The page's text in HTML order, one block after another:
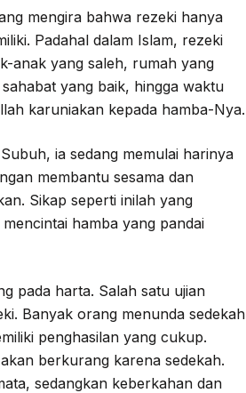
mengira bahwa rezeki hanya
Padahal dalam Islam, rezeki
anak yang saleh, rumah yang
yang baik, hingga waktu
karuniakan kepada hamba-Nya.
ia sedang memulai harinya
membantu sesama dan
Sikap seperti inilah yang
hamba yang pandai
pada harta. Salah satu ujian
Banyak orang menunda sedekah
penghasilan yang cukup.
sedangkan keberkahan dan